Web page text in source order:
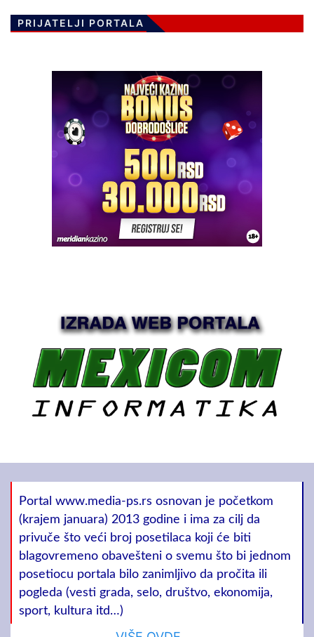
PRIJATELJI PORTALA
Portal www.media-ps.rs osnovan je početkom
(krajem januara) 2013 godine i ima za cilj da
privuče što veći broj posetilaca koji će biti
blagovremeno obavešteni o svemu što bi jednom
posetiocu portala bilo zanimljivo da pročita ili
pogleda (vesti grada, selo, društvo, ekonomija,
sport, kultura itd…)